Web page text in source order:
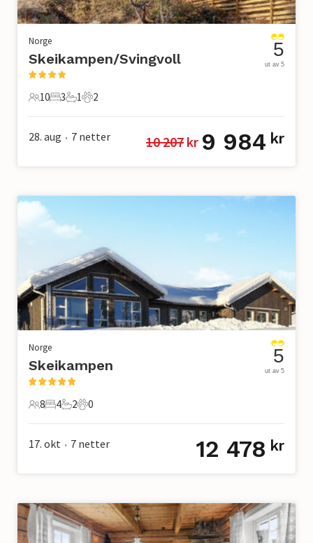
Norge
Skeikampen/Svingvoll
10 Gjester
10
3 Soverom
3
1 Bad
1
2 Kjæledyr
2
5
ut av 5
28. aug • 7 netter 10 207 kr 9 984 kr
Norge
Skeikampen
8 Gjester
8
4 Soverom
4
2 Bad
2
0 Kjæledyr
0
5
ut av 5
17. okt • 7 netter 12 478 kr